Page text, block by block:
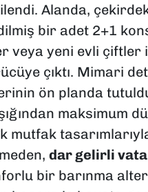
Alanda,
bir adet 2+1
veya yeni evli çiftler
çıktı. Mimari
ön planda
maksimum
mutfak
dar gelirli
bir barınma